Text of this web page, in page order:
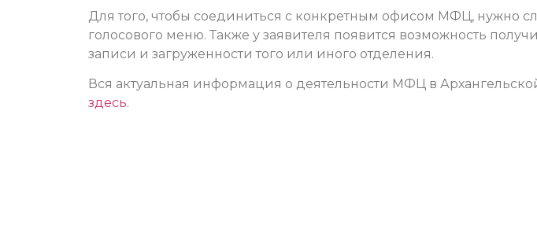
Для того, чтобы соединиться с конкретным офисом МФЦ, нужно
голосового меню. Также у заявителя появится возможность
записи и загруженности того или иного отделения.
Вся актуальная информация о деятельности МФЦ в
здесь.